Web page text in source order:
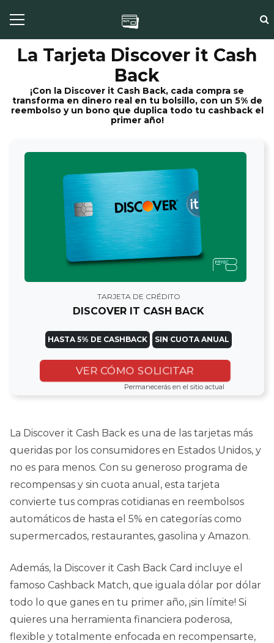
La Tarjeta Discover it Cash
Back
¡Con la Discover it Cash Back, cada compra se
transforma en dinero real en tu bolsillo, con un 5% de
reembolso y un bono que duplica todo tu cashback el
primer año!
TARJETA DE CRÉDITO
DISCOVER IT CASH BACK
HASTA 5% DE CASHBACK SIN CUOTA ANUAL
VER CÓMO SOLICITAR
Permanecerás en el sitio actual
La Discover it Cash Back es una de las tarjetas más
queridas por los consumidores en Estados Unidos, y
no es para menos. Con su generoso programa de
recompensas y sin cuota anual, esta tarjeta
convierte tus compras cotidianas en reembolsos
automáticos de hasta el 5% en categorías como
supermercados, restaurantes, gasolina y Amazon.
Además, la Discover it Cash Back Card incluye el
famoso Cashback Match, que iguala dólar por dólar
todo lo que ganes en tu primer año, ¡sin límite! Si
quieres una herramienta financiera poderosa,
flexible y totalmente enfocada en recompensarte,